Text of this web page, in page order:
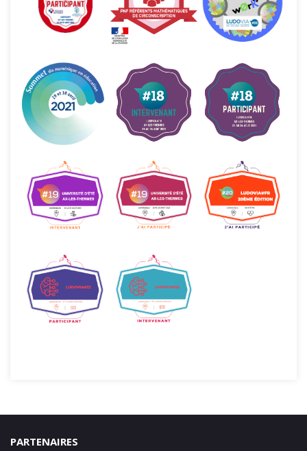
PARTENAIRES